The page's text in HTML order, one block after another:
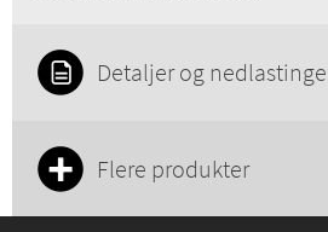
Detaljer og
Flere produkter